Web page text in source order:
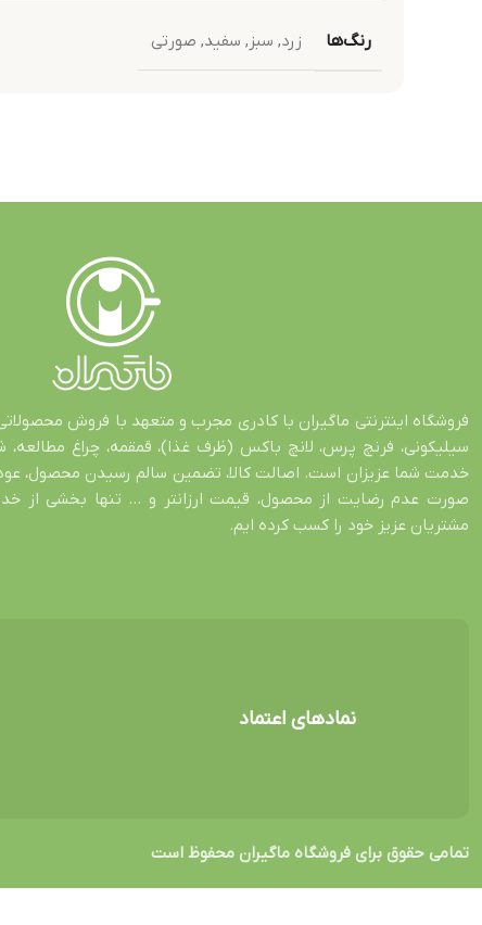
رنگ‌ها زرد, سبز , سفید, صورتی
فروشگاه اینترنتی ماگیران با کادری مجرب و متعهد با فروش
سیلیکونی، فرنچ پرس، لانچ باکس (ظرف غذا)، قمقمه، چراغ
صورت عدم رضایت از محصول، قیمت ارزانتر و … تنها بخشی از
مشتریان عزیز خود را کسب کرده ایم.
نمادهای اعتماد
تمامی حقوق برای فروشگاه ماگیران محفوظ است